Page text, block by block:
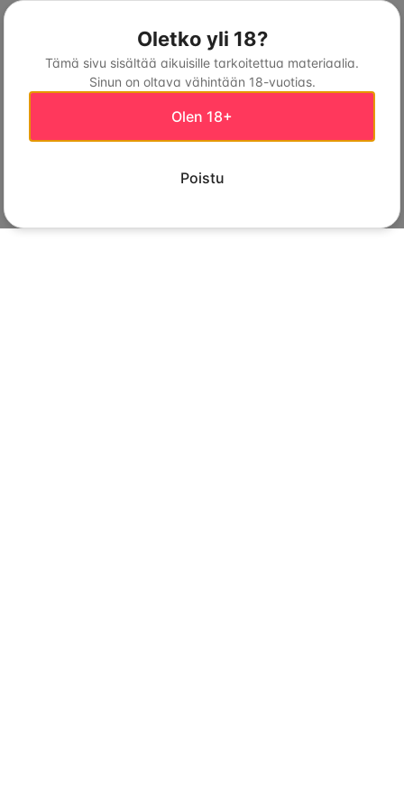
Oletko yli 18?
Tämä sivu sisältää aikuisille tarkoitettua materiaalia.
Sinun on oltava vähintään 18-vuotias.
Olen 18+
Poistu